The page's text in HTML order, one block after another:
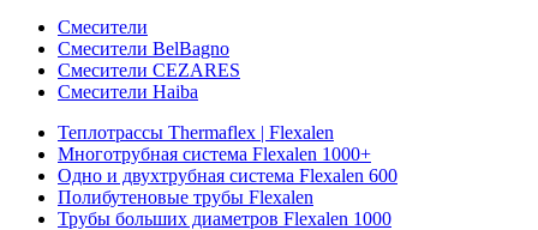
Смесители
Смесители BelBagno
Смесители CEZARES
Смесители Haiba
Теплотрассы Thermaflex | Flexalen
Многотрубная система Flexalen 1000+
Одно и двухтрубная система Flexalen 600
Полибутеновые трубы Flexalen
Трубы больших диаметров Flexalen 1000